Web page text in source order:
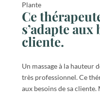
Plante
Ce
s’adapte aux
cliente.
Un massage à la hauteur
très professionnel. Ce
aux besoins de sa